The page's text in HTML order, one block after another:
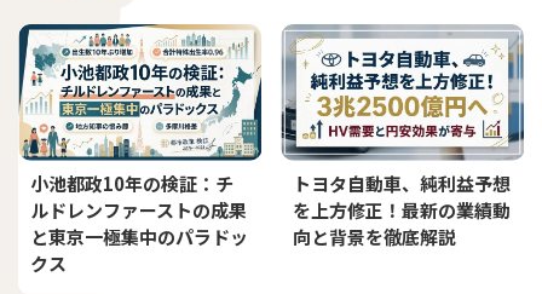
小池都政10年の検証：チ
ルドレンファーストの成果
と東京一極集中のパラドッ
クス
トヨタ自動車、純利益予想
を上方修正！最新の業績動
向と背景を徹底解説